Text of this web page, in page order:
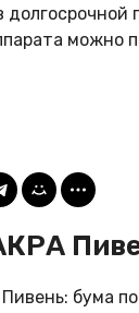
долгосрочной
можно